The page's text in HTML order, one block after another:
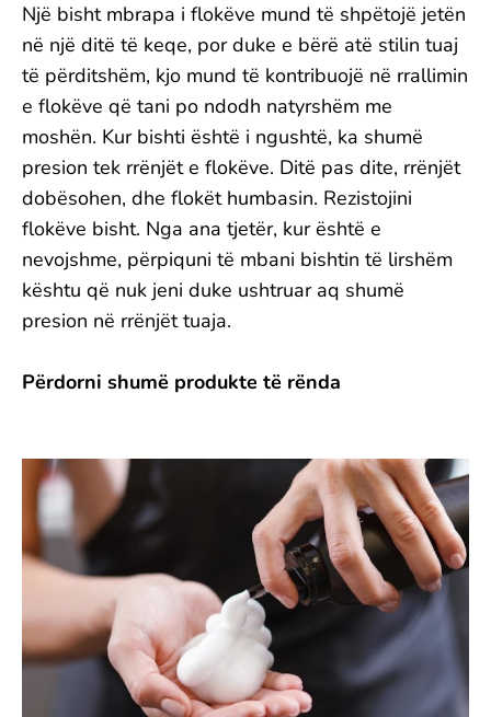
Një bisht mbrapa i flokëve mund të shpëtojë jetën
në një ditë të keqe, por duke e bërë atë stilin tuaj
të përditshëm, kjo mund të kontribuojë në rrallimin
e flokëve që tani po ndodh natyrshëm me
moshën. Kur bishti është i ngushtë, ka shumë
presion tek rrënjët e flokëve. Ditë pas dite, rrënjët
dobësohen, dhe flokët humbasin. Rezistojini
flokëve bisht. Nga ana tjetër, kur është e
nevojshme, përpiquni të mbani bishtin të lirshëm
kështu që nuk jeni duke ushtruar aq shumë
presion në rrënjët tuaja.
Përdorni shumë produkte të rënda